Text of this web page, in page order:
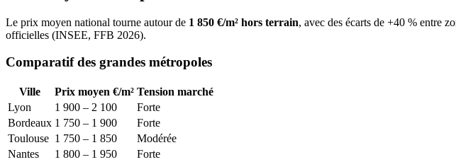
Le prix moyen national tourne autour de 1 850 €/m² hors terrain, avec des écarts de +40 % entre
officielles (INSEE, FFB 2026).
Comparatif des grandes métropoles
Ville Prix moyen €/m² Tension marché
Lyon
1 900 – 2 100
Forte
Bordeaux 1 750 – 1 900
Forte
Toulouse 1 750 – 1 850
Modérée
Nantes
1 800 – 1 950 Forte